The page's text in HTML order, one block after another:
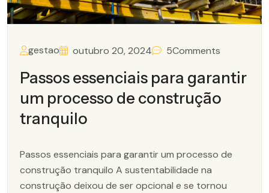
gestao outubro 20, 2024 5Comments
Passos essenciais para garantir
um processo de construção
tranquilo
Passos essenciais para garantir um processo de
construção tranquilo A sustentabilidade na
construção deixou de ser opcional e se tornou